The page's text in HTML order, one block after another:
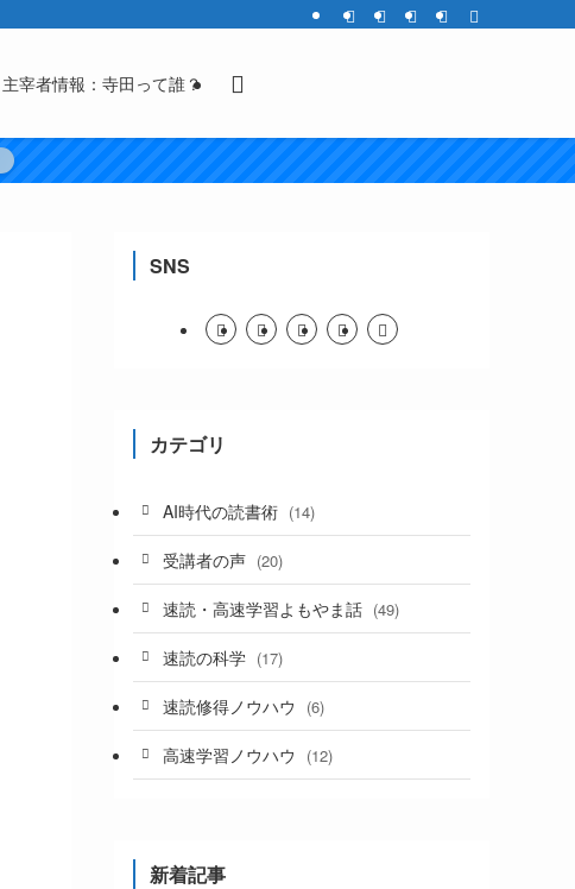
主宰者情報：寺田って誰？
SNS
カテゴリ
AI時代の読書術 (14)
受講者の声 (20)
速読・高速学習よもやま話 (49)
速読の科学 (17)
速読修得ノウハウ (6)
高速学習ノウハウ (12)
新着記事